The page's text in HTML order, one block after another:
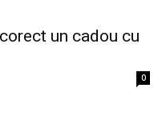
un cadou cu
0